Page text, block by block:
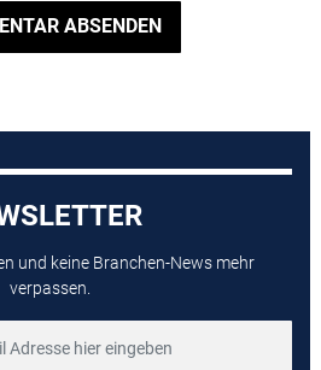
ABSENDEN
und keine Branchen-News mehr
verpassen.